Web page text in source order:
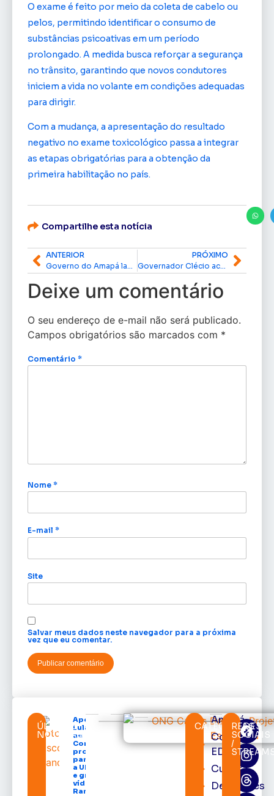
O exame é feito por meio da coleta de cabelo ou
pelos, permitindo identificar o consumo de
substâncias psicoativas em um período
prolongado. A medida busca reforçar a segurança
no trânsito, garantindo que novos condutores
iniciem a vida no volante em condições adequadas
para dirigir.
Com a mudança, a apresentação do resultado
negativo no exame toxicológico passa a integrar
as etapas obrigatórias para a obtenção da
primeira habilitação no país.
Compartilhe esta notícia
ANTERIOR
PRÓXIMO
Governador Clécio acompanha chegada de helicóptero que será UTI aérea do GTA no Amapá
Deixe um comentário
O seu endereço de e-mail não será publicado.
Campos obrigatórios são marcados com *
Comentário *
Nome *
E-mail *
Site
Salvar meus dados neste navegador para a próxima
vez que eu comentar.
ÚLTIMAS
NOTÍCIAS
Após veto,
Lula envia
ao
Congresso
projeto
para criar
a UNIFRON
e grava
vídeo para
Randolfe
CATEGORIAS
Amapá
Cortes
EDcast
Cultura
Destaques
REDES
SOCIAIS
/